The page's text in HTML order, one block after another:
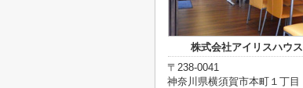
株式会社アイリスハウス
〒238-0041
神奈川県横須賀市本町１丁目